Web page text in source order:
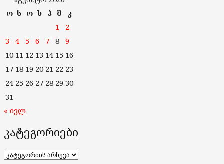
ო ს ო ხ პ შ
კ
1
2
3
4 5 6 7 8 9
10 11 12 13 14 15 16
17 18 19 20 21 22 23
24 25 26 27 28 29 30
31
« ივლ
კატეგორიები
კატეგორიები